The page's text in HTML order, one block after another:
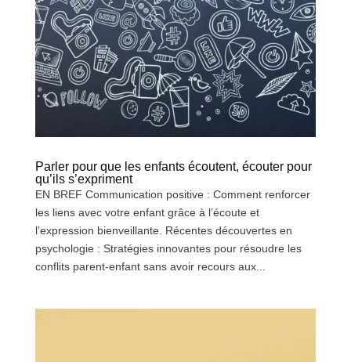
Parler pour que les enfants écoutent, écouter pour
qu’ils s’expriment
EN BREF Communication positive : Comment renforcer
les liens avec votre enfant grâce à l’écoute et
l’expression bienveillante. Récentes découvertes en
psychologie : Stratégies innovantes pour résoudre les
conflits parent-enfant sans avoir recours aux...